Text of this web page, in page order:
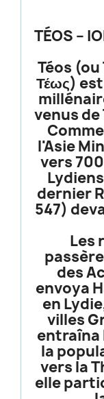
TÉOS –
Téos (ou
Τέως)
venus
l'Asie
vers
dernier
547)
Les
des
envoya
en
villes
entraîna
la
vers la
elle